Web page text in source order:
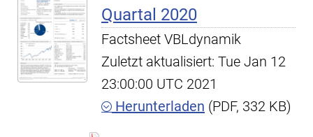
Quartal 2020
Factsheet VBLdynamik
Zuletzt aktualisiert: Tue Jan 12
23:00:00 UTC 2021
Herunterladen (PDF, 332 KB)